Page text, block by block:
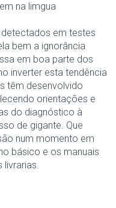
na limgua
em testes
bem a ignorância
em boa parte dos
inverter esta tendência
têm desenvolvido
orientações e
do diagnóstico à
de gigante. Que
num momento em
básico e os manuais
livrarias.